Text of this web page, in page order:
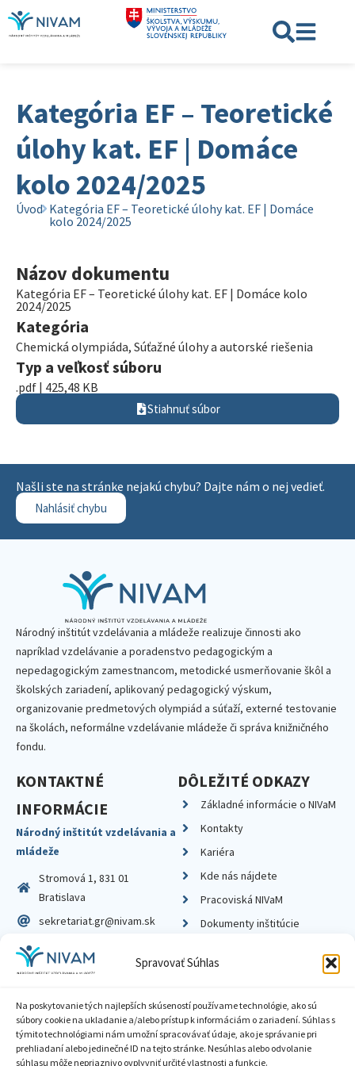
Spravovať Súhlas
Na poskytovanie tých najlepších skúseností používame technológie, ako sú
súbory cookie na ukladanie a/alebo prístup k informáciám o zariadení. Súhlas s
týmito technológiami nám umožní spracovávať údaje, ako je správanie pri
prehliadaní alebo jedinečné ID na tejto stránke. Nesúhlas alebo odvolanie
súhlasu môže nepriaznivo ovplyvniť určité vlastnosti a funkcie.
Kategória EF – Teoretické
úlohy kat. EF | Domáce
kolo 2024/2025
Úvod Kategória EF – Teoretické úlohy kat. EF | Domáce
kolo 2024/2025
Názov dokumentu
Kategória EF – Teoretické úlohy kat. EF | Domáce kolo
2024/2025
Kategória
Chemická olympiáda, Súťažné úlohy a autorské riešenia
Typ a veľkosť súboru
.pdf | 425,48 KB
Stiahnuť súbor
Našli ste na stránke nejakú chybu? Dajte nám o nej vedieť.
Nahlásiť chybu
Národný inštitút vzdelávania a mládeže realizuje činnosti ako
napríklad vzdelávanie a poradenstvo pedagogickým a
nepedagogickým zamestnancom, metodické usmerňovanie škôl a
školských zariadení, aplikovaný pedagogický výskum,
organizovanie predmetových olympiád a súťaží, externé testovanie
na školách, neformálne vzdelávanie mládeže či správa knižničného
fondu.
KONTAKTNÉ
INFORMÁCIE
Národný inštitút vzdelávania a
mládeže
Stromová 1, 831 01
Bratislava
sekretariat.gr@nivam.sk
IČO: 00164348
DIČ: 2020798714
DÔLEŽITÉ ODKAZY
Základné informácie o NIVaM
Kontakty
Kariéra
Kde nás nájdete
Pracoviská NIVaM
Dokumenty inštitúcie
Zásady ochrany súkromia